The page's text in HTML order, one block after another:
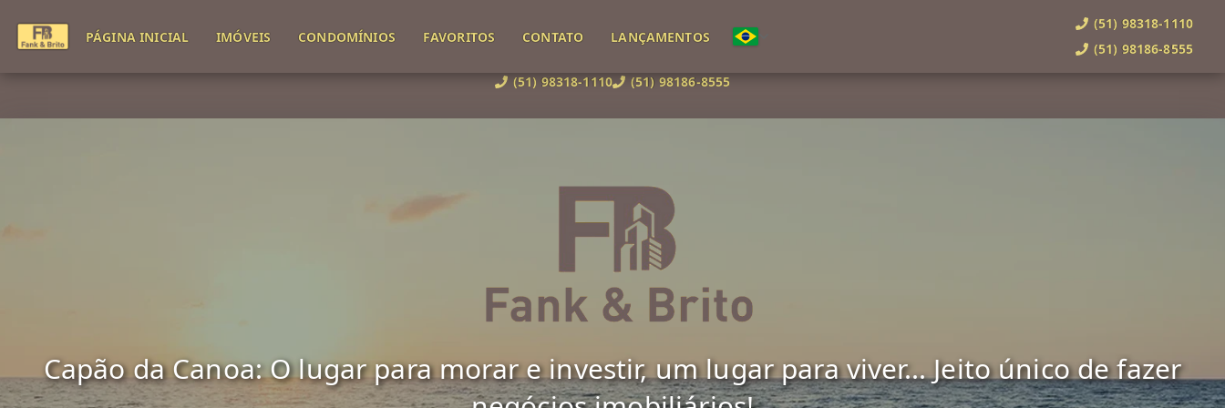
(51) 98318-1110 (51) 98186-8555
PÁGINA INICIAL IMÓVEIS CONDOMÍNIOS FAVORITOS CONTATO LANÇAMENTOS
(51) 98318-1110
(51) 98186-8555
Capão da Canoa: O lugar para morar e investir, um lugar para viver... Jeito único de fazer